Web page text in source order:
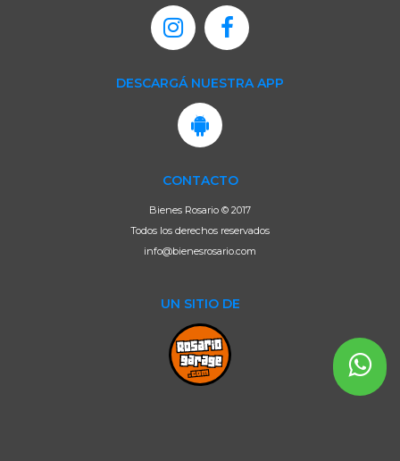
DESCARGÁ NUESTRA APP
CONTACTO
Bienes Rosario © 2017
Todos los derechos reservados
info@bienesrosario.com
UN SITIO DE